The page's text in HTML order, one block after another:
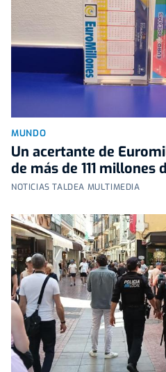
MUNDO
Un acertante de
de más de 111 millones
NOTICIAS TALDEA MULTIMEDIA